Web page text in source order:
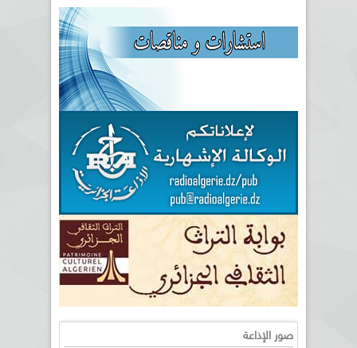
صور الإذاعة